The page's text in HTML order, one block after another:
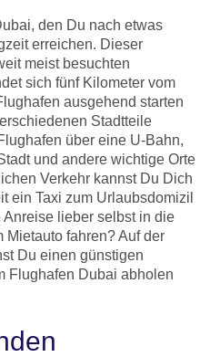
den Du nach etwas
erreichen. Dieser
meist besuchten
sich fünf Kilometer vom
ausgehend starten
Stadtteile
über eine U-Bahn,
und andere wichtige Orte
Verkehr kannst Du Dich
ein Taxi zum Urlaubsdomizil
lieber selbst in die
Mietauto fahren? Auf der
Du einen günstigen
Flughafen Dubai abholen